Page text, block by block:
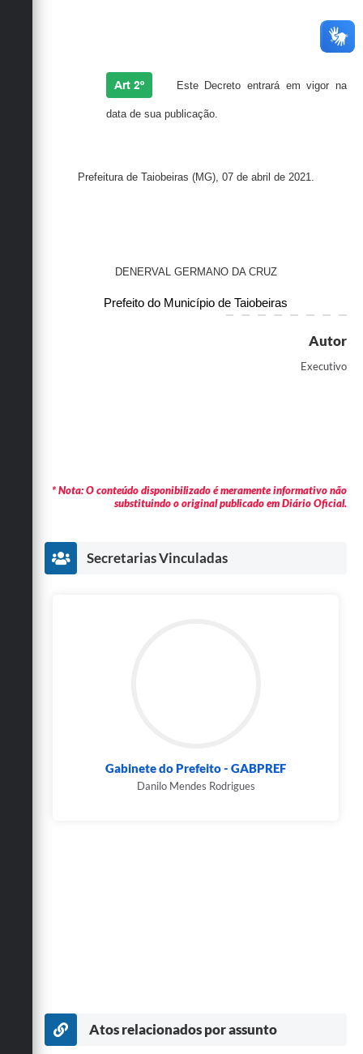
Art 2º Este Decreto entrará em vigor na
data de sua publicação.
Prefeitura de Taiobeiras (MG), 07 de abril de 2021.
DENERVAL GERMANO DA CRUZ
Prefeito do Município de Taiobeiras
Autor
Executivo
* Nota: O conteúdo disponibilizado é meramente informativo não
substituindo o original publicado em Diário Oficial.
Secretarias Vinculadas
Gabinete do Prefeito - GABPREF
Danilo Mendes Rodrigues
Atos relacionados por assunto